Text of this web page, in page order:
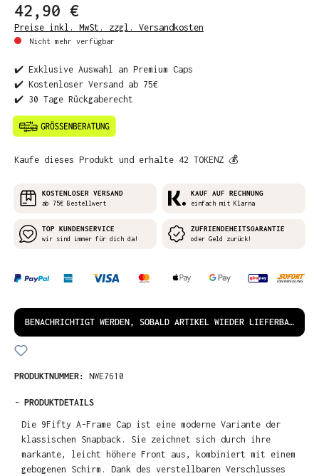
42,90 €
Preise inkl. MwSt. zzgl. Versandkosten
Nicht mehr verfügbar
✔️ Exklusive Auswahl an Premium Caps
✔️ Kostenloser Versand ab 75€
✔️ 30 Tage Rückgaberecht
Kaufe dieses Produkt und erhalte 42 TOKENZ 💰
KOSTENLOSER VERSAND
ab 75€ Bestellwert
KAUF AUF RECHNUNG
einfach mit Klarna
TOP KUNDENSERVICE
wir sind immer für dich da!
ZUFRIENDEHEITSGARANTIE
oder Geld zurück!
BENACHRICHTIGT WERDEN, SOBALD ARTIKEL WIEDER LIEFERBAR IST!
PRODUKTNUMMER: NWE7610
- PRODUKTDETAILS
Die 9Fifty A-Frame Cap ist eine moderne Variante der
klassischen Snapback. Sie zeichnet sich durch ihre
markante, leicht höhere Front aus, kombiniert mit einem
gebogenen Schirm. Dank des verstellbaren Verschlusses